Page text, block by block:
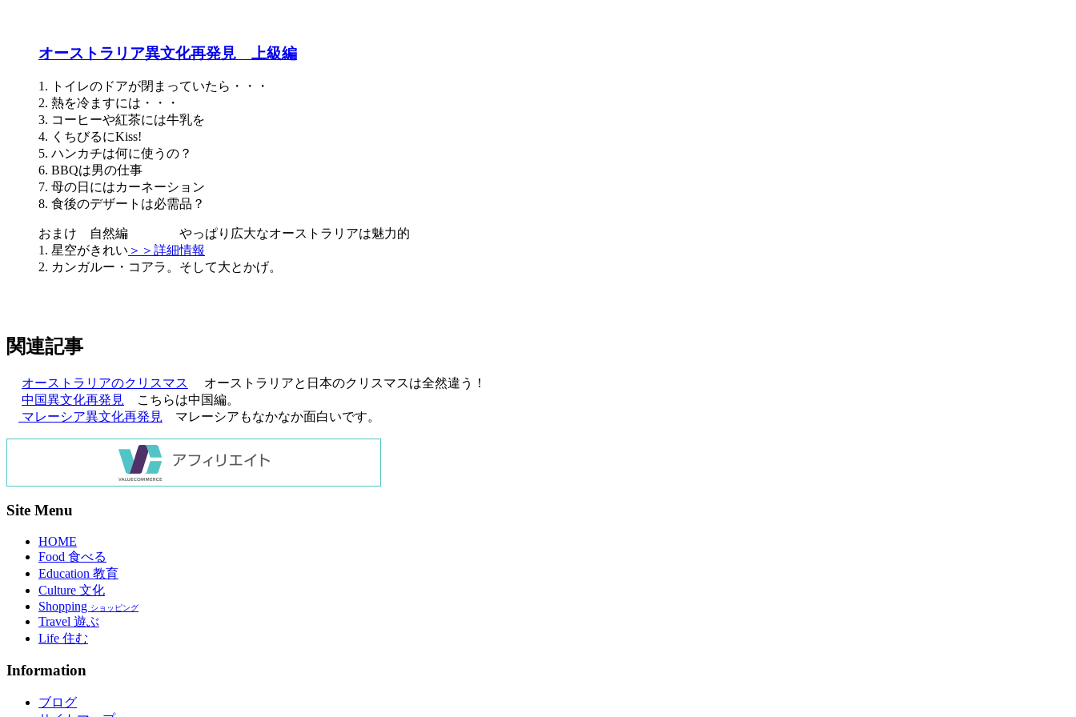
オーストラリア異文化再発見 上級編
1. トイレのドアが閉まっていたら・・・
2. 熱を冷ますには・・・
3. コーヒーや紅茶には牛乳を
4. くちびるにKiss!
5. ハンカチは何に使うの？
6. BBQは男の仕事
7. 母の日にはカーネーション
8. 食後のデザートは必需品？
おまけ 自然編 やっぱり広大なオーストラリアは魅力的
1. 星空がきれい ＞＞詳細情報
2. カンガルー・コアラ。そして大とかげ。
関連記事
オーストラリアのクリスマス
オーストラリアと日本のクリスマスは全然違う！
中国異文化再発見 こちらは中国編。
マレーシア異文化再発見 マレーシアもなかなか面白いです。
Site Menu
HOME
Food 食べる
Education 教育
Culture 文化
Shopping ショッピング
Travel 遊ぶ
Life 住む
Information
ブログ